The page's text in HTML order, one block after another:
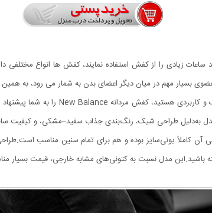
ساعات زیادی را از کفش استفاده نمایند، کفش ها انواع مختلفی
عضوی بسیار مهم در میان دیگر اعضای بدن به شمار می رود، به
مدل نسبت به کتونی‌های مشابه خارجی، قیمت بسیار